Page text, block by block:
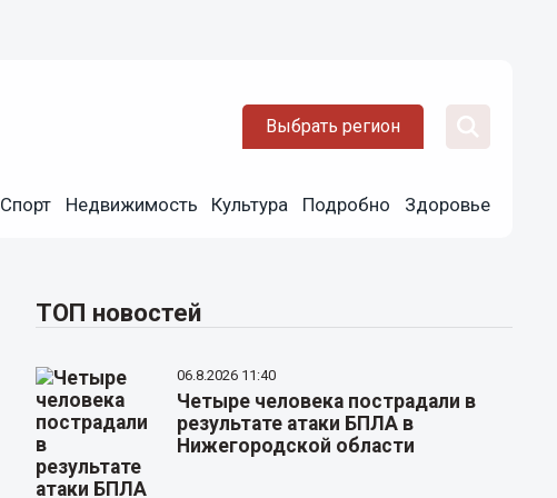
Выбрать регион
Спорт Недвижимость Культура Подробно Здоровье
ТОП новостей
06.8.2026 11:40
Четыре человека пострадали в
результате атаки БПЛА в
Нижегородской области